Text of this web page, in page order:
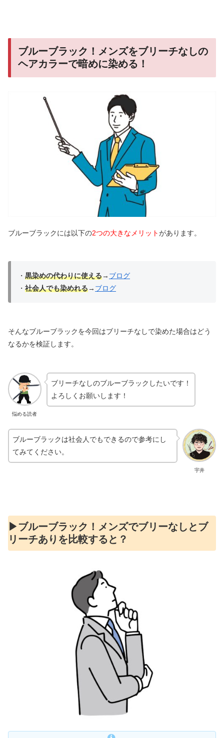
ブルーブラック！メンズをブリーチなしの
ヘアカラーで暗めに染める！
ブルーブラックには以下の2つの大きなメリットがあります。
・ 黒染めの代わりに使える→ ブログ
・ 社会人でも染めれる→ ブログ
そんなブルーブラックを今回はブリーチなしで染めた場合はどう
なるかを検証します。
悩める読者
ブリーチなしのブルーブラックしたいです！
よろしくお願いします！
宇井
ブルーブラックは社会人でもできるので参考にし
てみてください。
▶︎ブルーブラック！メンズでブリーなしとブ
リーチありを比較すると？